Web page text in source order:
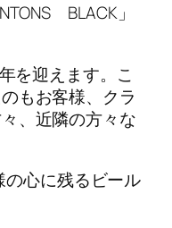
BLACK」
を迎えます。こ
もお客様、クラ
、近隣の方々な
の心に残るビール